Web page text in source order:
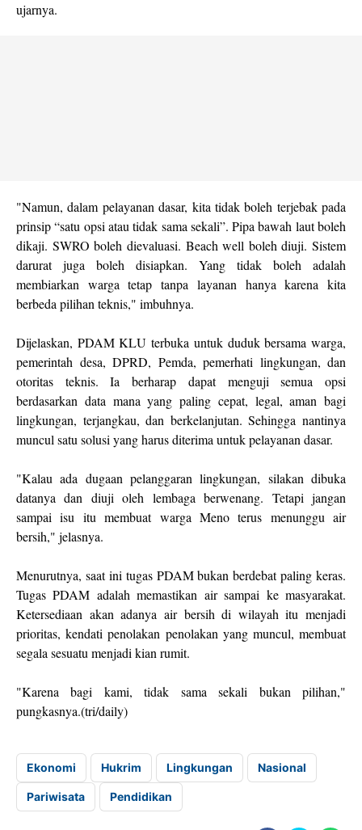
ujarnya.
"Namun, dalam pelayanan dasar, kita tidak boleh terjebak pada
prinsip “satu opsi atau tidak sama sekali”. Pipa bawah laut boleh
dikaji. SWRO boleh dievaluasi. Beach well boleh diuji. Sistem
darurat juga boleh disiapkan. Yang tidak boleh adalah
membiarkan warga tetap tanpa layanan hanya karena kita
berbeda pilihan teknis," imbuhnya.
Dijelaskan, PDAM KLU terbuka untuk duduk bersama warga,
pemerintah desa, DPRD, Pemda, pemerhati lingkungan, dan
otoritas teknis. Ia berharap dapat menguji semua opsi
berdasarkan data mana yang paling cepat, legal, aman bagi
lingkungan, terjangkau, dan berkelanjutan. Sehingga nantinya
muncul satu solusi yang harus diterima untuk pelayanan dasar.
"Kalau ada dugaan pelanggaran lingkungan, silakan dibuka
datanya dan diuji oleh lembaga berwenang. Tetapi jangan
sampai isu itu membuat warga Meno terus menunggu air
bersih," jelasnya.
Menurutnya, saat ini tugas PDAM bukan berdebat paling keras.
Tugas PDAM adalah memastikan air sampai ke masyarakat.
Ketersediaan akan adanya air bersih di wilayah itu menjadi
prioritas, kendati penolakan penolakan yang muncul, membuat
segala sesuatu menjadi kian rumit.
"Karena bagi kami, tidak sama sekali bukan pilihan,"
pungkasnya.(tri/daily)
Ekonomi Hukrim Lingkungan Nasional
Pariwisata Pendidikan